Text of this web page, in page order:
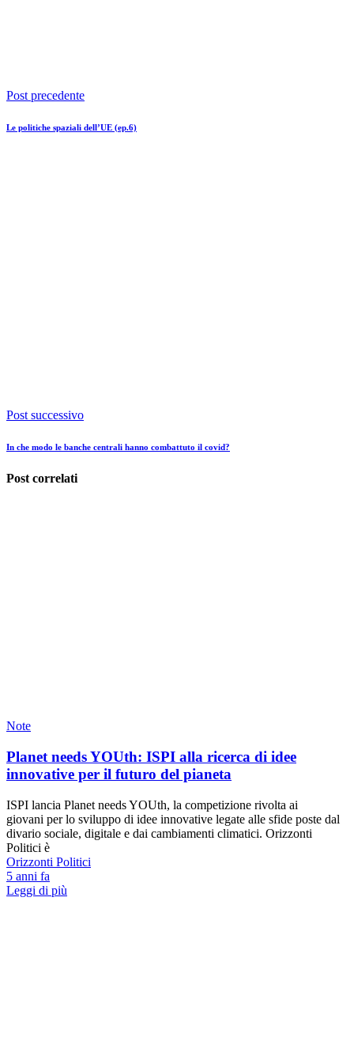
Post precedente
Le politiche spaziali dell’UE (ep.6)
Post successivo
In che modo le banche centrali hanno combattuto il covid?
Post correlati
Note
Planet needs YOUth: ISPI alla ricerca di idee
innovative per il futuro del pianeta
ISPI lancia Planet needs YOUth, la competizione rivolta ai
giovani per lo sviluppo di idee innovative legate alle sfide poste dal
divario sociale, digitale e dai cambiamenti climatici. Orizzonti
Politici è
Orizzonti Politici
5 anni fa
Leggi di più